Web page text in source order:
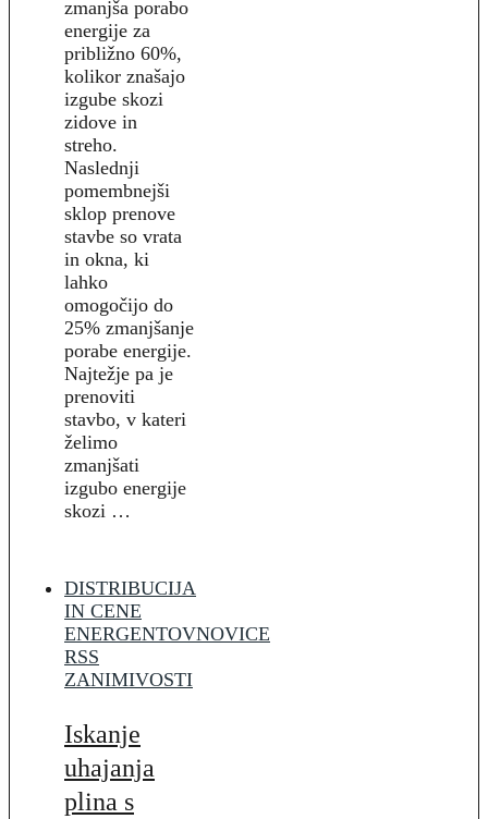
zmanjša porabo
energije za
približno 60%,
kolikor znašajo
izgube skozi
zidove in
streho.
Naslednji
pomembnejši
sklop prenove
stavbe so vrata
in okna, ki
lahko
omogočijo do
25% zmanjšanje
porabe energije.
Najtežje pa je
prenoviti
stavbo, v kateri
želimo
zmanjšati
izgubo energije
skozi …
DISTRIBUCIJA
IN CENE
ENERGENTOVNOVICE
RSS
ZANIMIVOSTI
Iskanje
uhajanja
plina s